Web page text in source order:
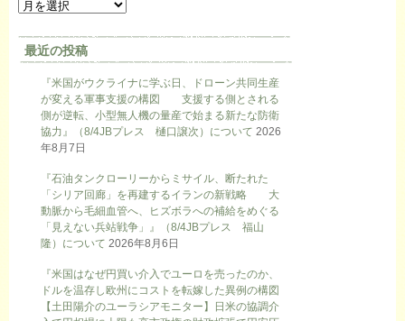
最近の投稿
『米国がウクライナに学ぶ日、ドローン共同生産
が変える軍事支援の構図 支援する側とされる
側が逆転、小型無人機の量産で始まる新たな防衛
協力』（8/4JBプレス 樋口譲次）について 2026
年8月7日
『石油タンクローリーからミサイル、断たれた
「シリア回廊」を再建するイランの新戦略 大
動脈から毛細血管へ、ヒズボラへの補給をめぐる
「見えない兵站戦争」』（8/4JBプレス 福山
隆）について 2026年8月6日
『米国はなぜ円買い介入でユーロを売ったのか、
ドルを温存し欧州にコストを転嫁した異例の構図
【土田陽介のユーラシアモニター】日米の協調介